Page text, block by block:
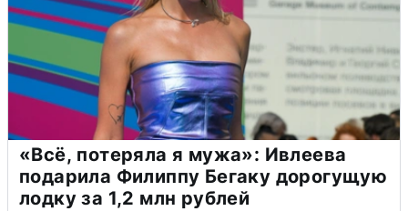
«Всё, потеряла я мужа»: Ивлеева
подарила Филиппу Бегаку дорогущую
лодку за 1,2 млн рублей